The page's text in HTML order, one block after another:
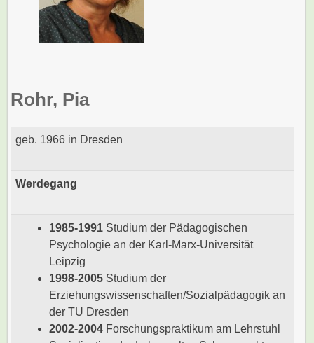
Rohr, Pia
geb. 1966 in Dresden
Werdegang
1985-1991 Studium der Pädagogischen
Psychologie an der Karl-Marx-Universität
Leipzig
1998-2005 Studium der
Erziehungswissenschaften/Sozialpädagogik an
der TU Dresden
2002-2004 Forschungspraktikum am Lehrstuhl